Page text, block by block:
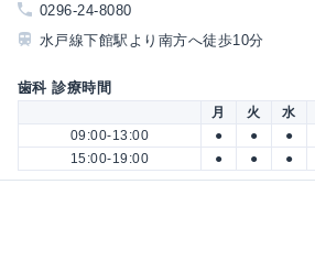
0296-24-8080
水戸線下館駅より南方へ徒歩10分
歯科 診療時間
月 火 水
09:00-13:00
● ● ●
15:00-19:00
● ● ●